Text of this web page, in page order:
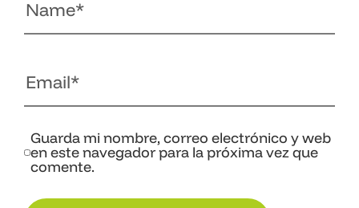
Guarda mi nombre, correo electrónico y web
en este navegador para la próxima vez que
comente.